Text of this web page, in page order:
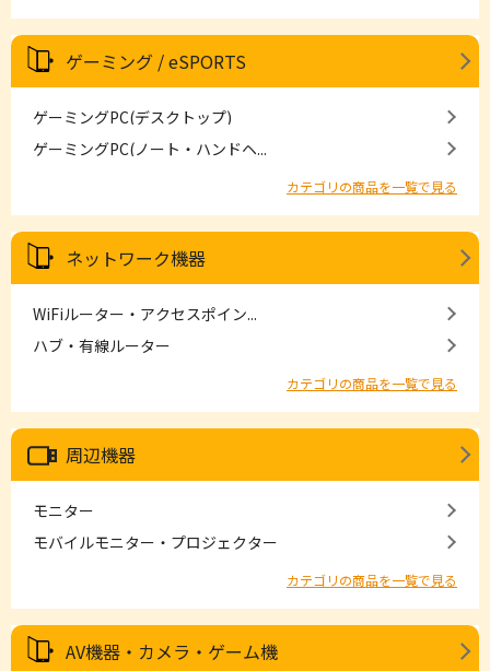
ゲーミング / eSPORTS
ゲーミングPC(デスクトップ)
ゲーミングPC(ノート・ハンドヘ...
カテゴリの商品を一覧で見る
ネットワーク機器
WiFiルーター・アクセスポイン...
ハブ・有線ルーター
カテゴリの商品を一覧で見る
周辺機器
モニター
モバイルモニター・プロジェクター
カテゴリの商品を一覧で見る
AV機器・カメラ・ゲーム機